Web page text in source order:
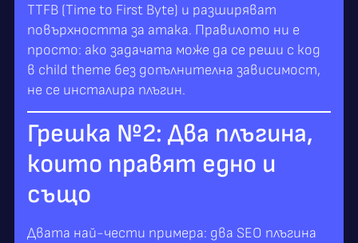
TTFB (Time to First Byte) и разширяват
повърхността за атака. Правилото ни е
просто: ако задачата може да се реши с код
в child theme без допълнителна зависимост,
не се инсталира плъгин.
Грешка №2: Два плъгина,
които правят едно и
също
Двата най-чести примера: два SEO плъгина